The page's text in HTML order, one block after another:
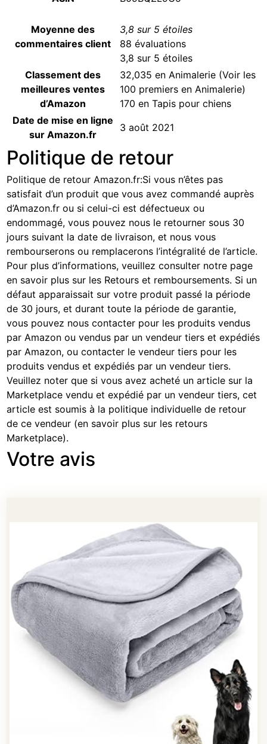
Moyenne des
commentaires client
3,8 sur 5 étoiles
88 évaluations
3,8 sur 5 étoiles
Classement des
meilleures ventes
d’Amazon
32,035 en Animalerie (Voir les
100 premiers en Animalerie)
170 enTapis pour chiens
Date de mise en ligne
sur Amazon.fr
3 août 2021
Politique de retour
Politique de retour Amazon.fr:Si vous n’êtes pas
satisfait d’un produit que vous avez commandé auprès
d’Amazon.fr ou si celui-ci est défectueux ou
endommagé, vous pouvez nous le retourner sous 30
jours suivant la date de livraison, et nous vous
rembourserons ou remplacerons l’intégralité de l’article.
Pour plus d’informations, veuillez consulter notre page
en savoir plus sur les Retours et remboursements. Si un
défaut apparaissait sur votre produit passé la période
de 30 jours, et durant toute la période de garantie,
vous pouvez nous contacter pour les produits vendus
par Amazon ou vendus par un vendeur tiers et expédiés
par Amazon, ou contacter le vendeur tiers pour les
produits vendus et expédiés par un vendeur tiers.
Veuillez noter que si vous avez acheté un article sur la
Marketplace vendu et expédié par un vendeur tiers, cet
article est soumis à la politique individuelle de retour
de ce vendeur (en savoir plus sur les retours
Marketplace).
Votre avis